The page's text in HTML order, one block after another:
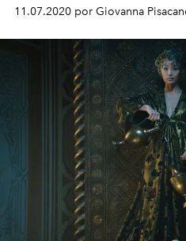
11.07.2020 por Giovanna